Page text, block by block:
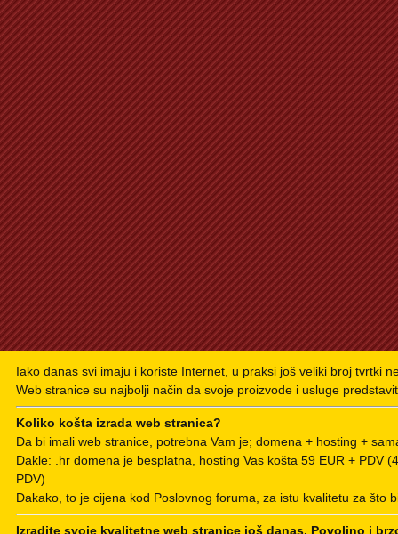
Iako danas svi imaju i koriste Internet, u praksi još veliki broj tvrtki
Web stranice su najbolji način da svoje proizvode i usluge
Koliko košta izrada web stranica?
Da bi imali web stranice, potrebna Vam je; domena + hosting +
Dakle: .hr domena je besplatna, hosting Vas košta 59 EUR + PDV
PDV)
Dakako, to je cijena kod Poslovnog foruma, za istu kvalitetu za što
Izradite svoje kvalitetne web stranice još danas. Povoljno i